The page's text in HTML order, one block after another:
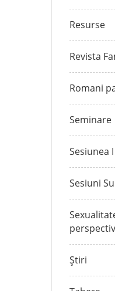
Resurse
Revista
Romani
Seminare
Sesiunea
Sesiuni
Știri